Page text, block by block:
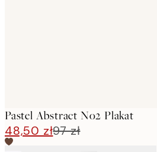
Pastel Abstract No2 Plakat
48,50 zł97 zł